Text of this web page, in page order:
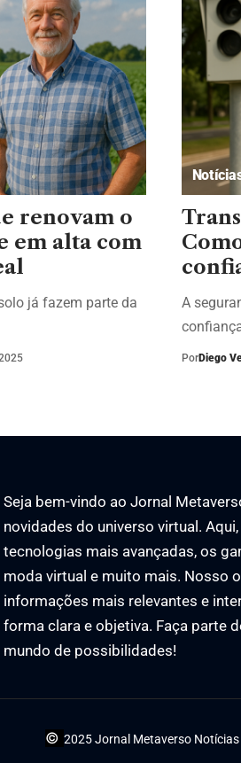
renovam o
em alta com
já fazem parte da
A
PorDiego
Seja bem-vindo ao Jornal
novidades do universo virtual.
tecnologias mais avançadas, os
moda virtual e muito mais. Nosso
informações mais relevantes e
forma clara e objetiva. Faça parte
mundo de possibilidades!
© 2025 Jornal Metaverso Notícias